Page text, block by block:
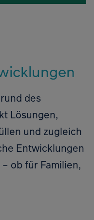
des
Lösungen,
und zugleich
Entwicklungen
ob für Familien,